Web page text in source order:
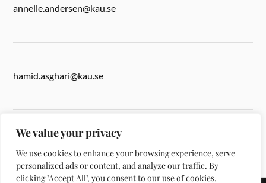
We value your privacy
We use cookies to enhance your browsing experience, serve
personalized ads or content, and analyze our traffic. By
clicking "Accept All", you consent to our use of cookies.
annelie.andersen@kau.se
hamid.asghari@kau.se
anita.ward@kau.se